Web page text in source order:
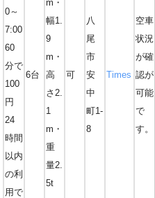
0～
7:00
60
分で
100
円
24
時間
以内
の利
用で
6台
m・
幅1.
9
m・
高
さ2.
1
m・
重
量2.
5t
可
八
尾
市
安
中
町1-
8
Times
空車
状況
が確
認が
可能
で
す。